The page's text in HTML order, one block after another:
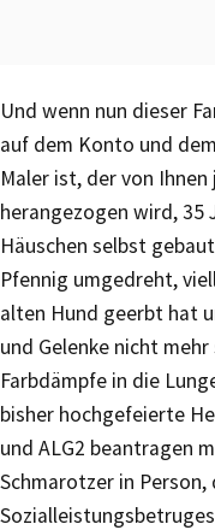
Und wenn nun dieser
auf dem Konto und
Maler ist, der von
herangezogen wird,
Häuschen selbst
Pfennig umgedreht,
alten Hund geerbt hat
und Gelenke nicht
Farbdämpfe in die
bisher hochgefeierte
und ALG2 beantragen
Schmarotzer in